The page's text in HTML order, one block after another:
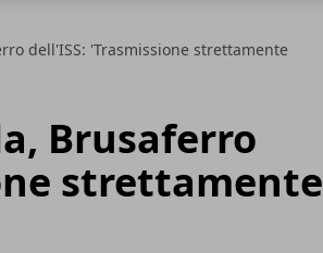
dell'ISS: 'Trasmissione strettamente
Brusaferro
strettamente